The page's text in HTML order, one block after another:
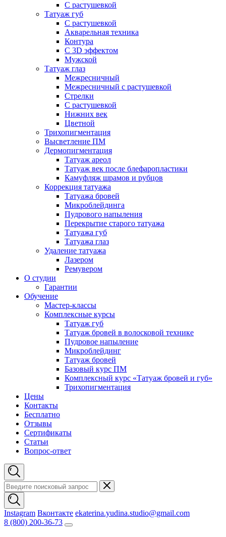
С растушевкой
Татуаж губ
С растушевкой
Акварельная техника
Контура
С 3D эффектом
Мужской
Татуаж глаз
Межресничный
Межресничный с растушевкой
Стрелки
С растушевкой
Нижних век
Цветной
Трихопигментация
Высветление ПМ
Дермопигментация
Татуаж ареол
Татуаж век после блефаропластики
Камуфляж шрамов и рубцов
Коррекция татуажа
Татуажа бровей
Микроблейдинга
Пудрового напыления
Перекрытие старого татуажа
Татуажа губ
Татуажа глаз
Удаление татуажа
Лазером
Ремувером
О студии
Гарантии
Обучение
Мастер-классы
Комплексные курсы
Татуаж губ
Татуаж бровей в волосковой технике
Пудровое напыление
Микроблейдинг
Татуаж бровей
Базовый курс ПМ
Комплексный курс «Татуаж бровей и губ»
Трихопигментация
Цены
Контакты
Бесплатно
Отзывы
Сертификаты
Статьи
Вопрос-ответ
Instagram Вконтакте ekaterina.yudina.studio@gmail.com
8 (800) 200-36-73